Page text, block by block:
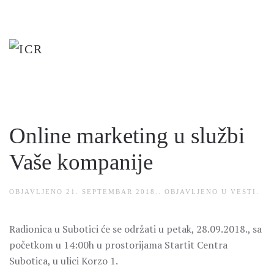
to
Online marketing u službi
Vaše kompanije
OBJAVLJENO 21. SEPTEMBAR 2018. . OBJAVLJENO U VESTI
Radionica u Subotici će se održati u petak, 28.09.2018., sa
početkom u 14:00h u prostorijama Startit Centra
Subotica, u ulici Korzo 1.